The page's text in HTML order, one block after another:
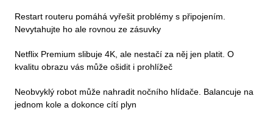
Restart routeru pomáhá vyřešit problémy s připojením.
Nevytahujte ho ale rovnou ze zásuvky
Netflix Premium slibuje 4K, ale nestačí za něj jen platit. O
kvalitu obrazu vás může ošidit i prohlížeč
Neobvyklý robot může nahradit nočního hlídače. Balancuje na
jednom kole a dokonce cítí plyn